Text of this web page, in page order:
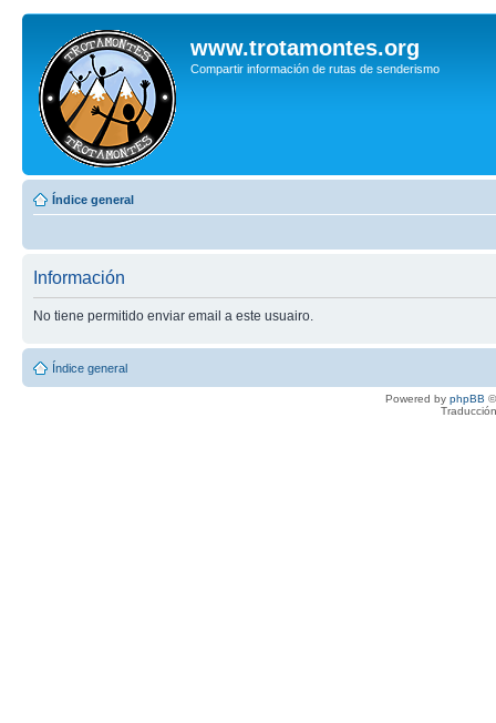
www.trotamontes.org
Compartir información de rutas de senderismo
Índice general
Información
No tiene permitido enviar email a este usuairo.
Índice general
Powered by phpBB